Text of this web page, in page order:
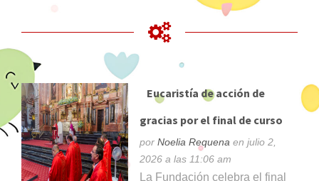
Eucaristía de acción de
gracias por el final de curso
por Noelia Requenaen julio 2,
2026 a las 11:06 am
La Fundación celebra el final